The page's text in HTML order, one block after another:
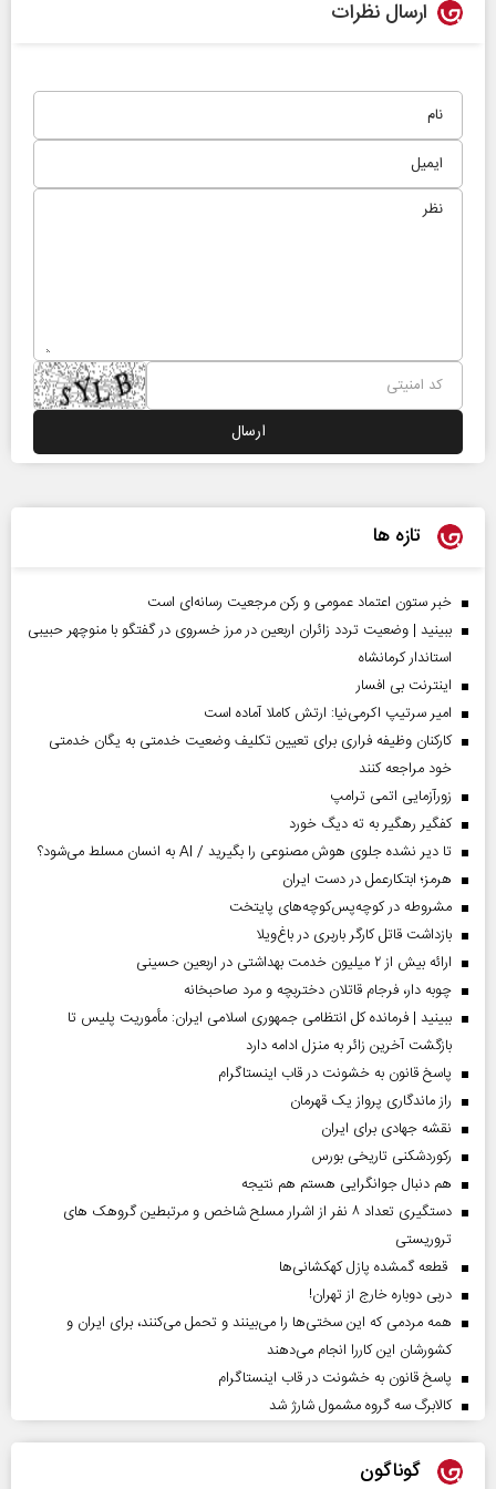
ارسال نظرات
تازه ها
خبر ستون اعتماد عمومی و رکن مرجعیت رسانه‌ای است
ببینید | وضعیت تردد زائران اربعین در مرز خسروی در گفتگو با منوچهر حبیبی
استاندار کرمانشاه
اینترنت بی افسار
امیر سرتیپ اکرمی‌نیا: ارتش کاملا آماده است
کارکنان وظیفه فراری برای تعیین تکلیف وضعیت خدمتی به یگان خدمتی
خود مراجعه کنند
زورآزمایی اتمی ترامپ
کفگیر رهگیر به ته دیگ خورد
تا دیر نشده جلوی هوش مصنوعی را بگیرید / AI به انسان مسلط می‌شود؟
هرمز؛ ابتکارعمل در دست ایران
مشروطه در کوچه‌پس‌کوچه‌های پایتخت
بازداشت قاتل کارگر باربری در باغ‌ویلا
ارائه بیش از ۲ میلیون خدمت بهداشتی در اربعین حسینی
چوبه دار، فرجام قاتلان دختربچه و مرد صاحبخانه
ببینید | فرمانده کل انتظامی جمهوری اسلامی ایران­: مأموریت پلیس تا
بازگشت آخرین زائر به منزل ادامه دارد
پاسخ قانون به خشونت در قاب اینستاگرام
راز ماندگاری پرواز یک قهرمان
نقشه جهادی برای ایران
رکوردشکنی تاریخی بورس
هم دنبال جوانگرایی هستم هم نتیجه
دستگیری تعداد ۸ نفر از اشرار مسلح شاخص و مرتبطین گروهک های
تروریستی
قطعه گمشده پازل کهکشانی‌ها
دربی دوباره خارج از تهران!
همه مردمی که این سختی‌ها را می‌بینند و تحمل می‌کنند، برای ایران و
کشورشان این کاررا انجام می‌دهند
پاسخ قانون به خشونت در قاب اینستاگرام
کالابرگ سه گروه مشمول شارژ شد
گوناگون